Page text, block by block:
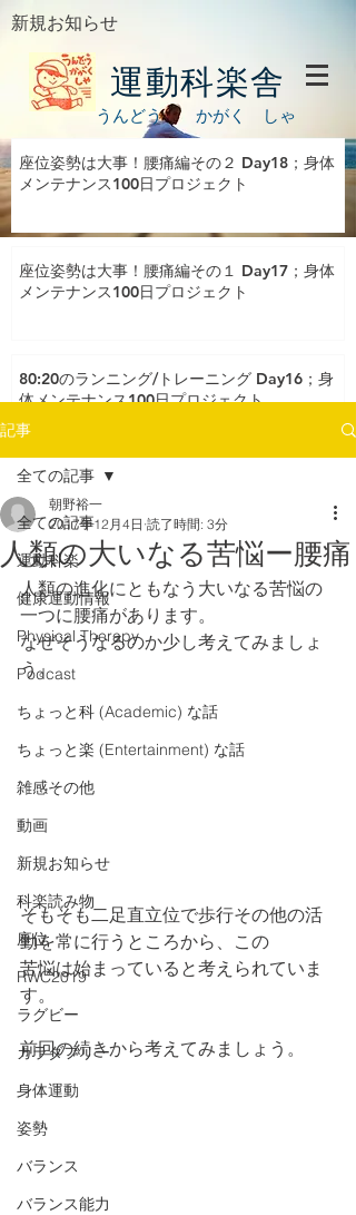
新規お知らせ
運動科楽舎
うんどう かがく しゃ
座位姿勢は大事！腰痛編その２ Day18；身体
メンテナンス100日プロジェクト
座位姿勢は大事！腰痛編その１ Day17；身体
メンテナンス100日プロジェクト
80:20のランニング/トレーニング Day16；身
体メンテナンス100日プロジェクト
記事
全ての記事
運動科楽
健康運動情報
Physical Therapy
Podcast
ちょっと科 (Academic) な話
ちょっと楽 (Entertainment) な話
雑感その他
動画
新規お知らせ
科楽読み物
座位
RWC2019
ラグビー
カラダフリー
身体運動
姿勢
バランス
バランス能力
全ての記事
人類の大いなる苦悩ー腰痛
朝野裕一
2017年12月4日 読了時間: 3分
人類の進化にともなう大いなる苦悩の
一つに腰痛があります。
なぜそうなるのか少し考えてみましょ
う。
そもそも二足直立位で歩行その他の活
動を常に行うところから、この
苦悩は始まっていると考えられていま
す。
前回の続きから考えてみましょう。